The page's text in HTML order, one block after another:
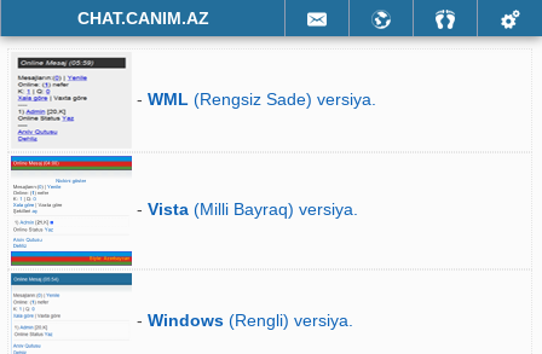
CHAT.CANIM.AZ
- WML (Rengsiz Sade) versiya.
- Vista (Milli Bayraq) versiya.
- Windows (Rengli) versiya.